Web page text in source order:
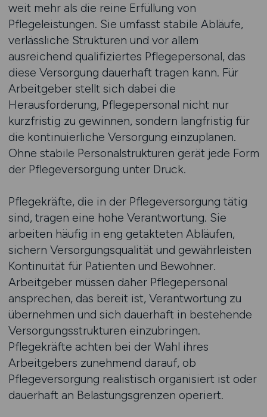
weit mehr als die reine Erfüllung von
Pflegeleistungen. Sie umfasst stabile Abläufe,
verlässliche Strukturen und vor allem
ausreichend qualifiziertes Pflegepersonal, das
diese Versorgung dauerhaft tragen kann. Für
Arbeitgeber stellt sich dabei die
Herausforderung, Pflegepersonal nicht nur
kurzfristig zu gewinnen, sondern langfristig für
die kontinuierliche Versorgung einzuplanen.
Ohne stabile Personalstrukturen gerät jede Form
der Pflegeversorgung unter Druck.
Pflegekräfte, die in der Pflegeversorgung tätig
sind, tragen eine hohe Verantwortung. Sie
arbeiten häufig in eng getakteten Abläufen,
sichern Versorgungsqualität und gewährleisten
Kontinuität für Patienten und Bewohner.
Arbeitgeber müssen daher Pflegepersonal
ansprechen, das bereit ist, Verantwortung zu
übernehmen und sich dauerhaft in bestehende
Versorgungsstrukturen einzubringen.
Pflegekräfte achten bei der Wahl ihres
Arbeitgebers zunehmend darauf, ob
Pflegeversorgung realistisch organisiert ist oder
dauerhaft an Belastungsgrenzen operiert.